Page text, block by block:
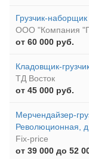
Грузчик-наборщик
ООО "Компания
от 60 000 руб.
Кладовщик-
ТД Восток
от 45 000 руб.
Мерчендайзер-
Революционная,
Fix-price
от 39 000 до 52